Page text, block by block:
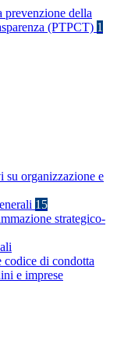
prevenzione della
(PTPCT) 1
organizzazione e
15
strategico-
codice di condotta
e imprese